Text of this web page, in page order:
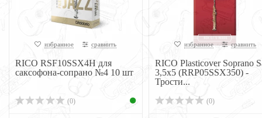
избранное сравнить
RICO RSF10SSX4H для
саксофона-сопрано №4 10 шт
(0)
избранное сравнить
RICO Plasticover Soprano
3,5x5 (RRP05SSX350) -
Трости...
(0)